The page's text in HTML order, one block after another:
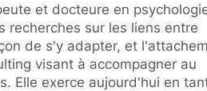
et docteure en
recherches sur les liens entre
de s'y adapter, et
visant à accompagner au
Elle exerce aujourd'hui en